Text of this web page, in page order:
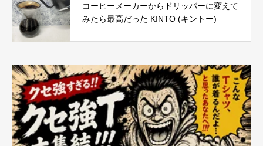
コーヒーメーカーからドリッパーに変えて
みたら最高だった KINTO (キントー)